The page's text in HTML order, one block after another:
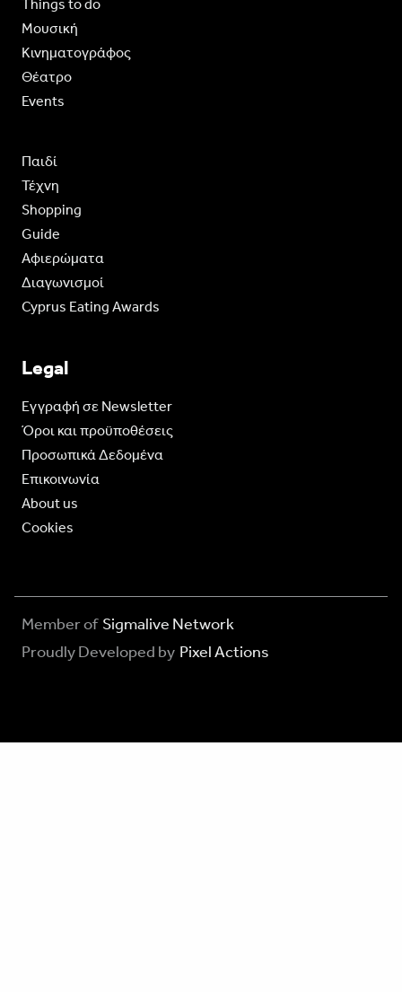
Things to do
Moυσική
Κινηματογράφος
Θέατρο
Events
Παιδί
Τέχνη
Shopping
Guide
Aφιερώματα
Διαγωνισμοί
Cyprus Eating Awards
Legal
Eγγραφή σε Newsletter
Όροι και προϋποθέσεις
Προσωπικά Δεδομένα
Επικοινωνία
About us
Cookies
Member of Sigmalive Network
Proudly Developed by Pixel Actions